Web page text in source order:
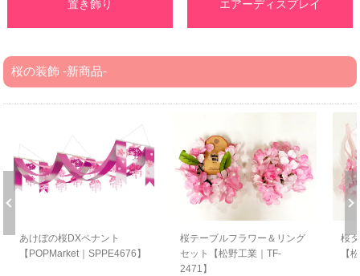
置き飾り エアーディスプレイ
桜の装飾 -新商品-
あけぼの桜DXペナント
【POPMarket｜SPPE4676】
桜テーブルフラワー＆リング
セット【松野工業｜TF-
2471】
桜
【